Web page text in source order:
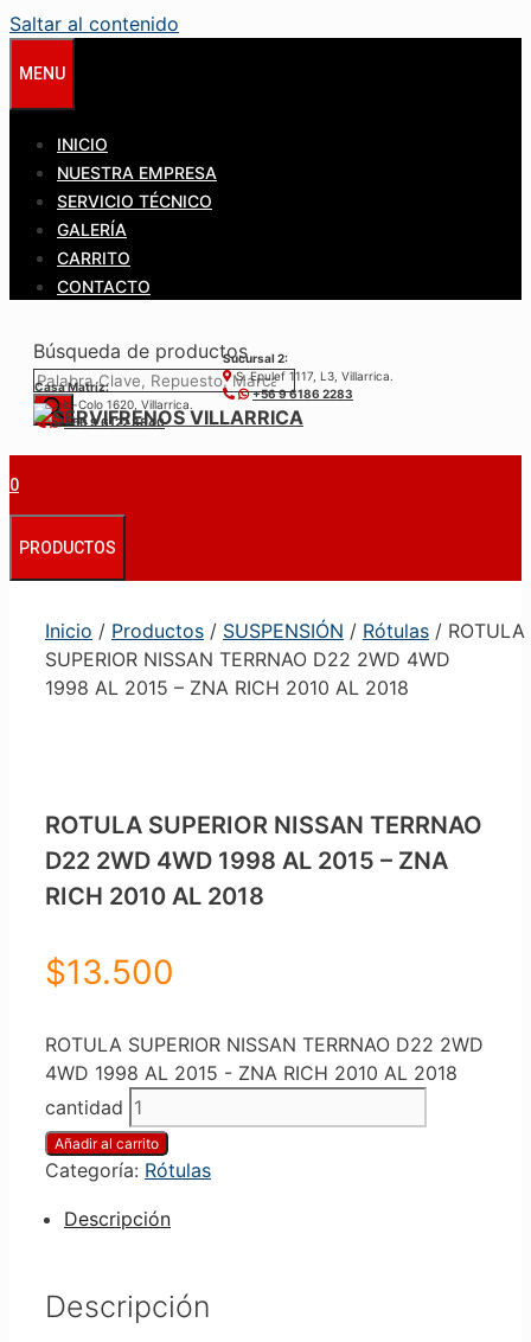
Saltar al contenido
MENU
INICIO
NUESTRA EMPRESA
SERVICIO TÉCNICO
GALERÍA
CARRITO
CONTACTO
Búsqueda de productos
Casa Matríz:
Colo-Colo 1620, Villarrica.
+56 9 6122 3840
Sucursal 2:
S. Epulef 1117, L3, Villarrica.
+56 9 6186 2283
0
PRODUCTOS
Inicio / Productos / SUSPENSIÓN / Rótulas / ROTULA
SUPERIOR NISSAN TERRNAO D22 2WD 4WD
1998 AL 2015 – ZNA RICH 2010 AL 2018
ROTULA SUPERIOR NISSAN TERRNAO
D22 2WD 4WD 1998 AL 2015 – ZNA
RICH 2010 AL 2018
$13.500
ROTULA SUPERIOR NISSAN TERRNAO D22 2WD
4WD 1998 AL 2015 - ZNA RICH 2010 AL 2018
cantidad
Añadir al carrito
Categoría: Rótulas
Descripción
Descripción